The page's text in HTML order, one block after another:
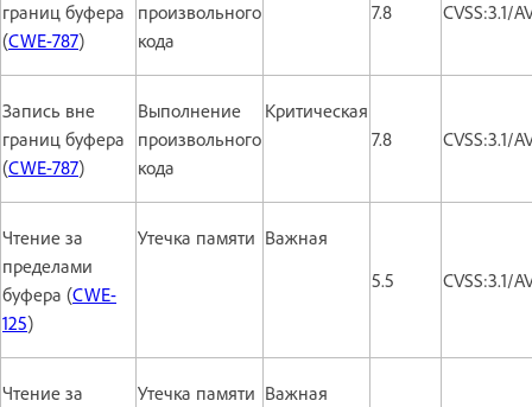
границ буфера
(CWE-787)
произвольного
кода
7.8 CVSS:3.1/
Запись вне
границ буфера
(CWE-787)
Выполнение
произвольного
кода
Критическая
7.8
CVSS:3.1/
Чтение за
пределами
буфера (CWE-
125)
Утечка памяти Важная
5.5
CVSS:3.1/
Чтение за
Утечка памяти Важная